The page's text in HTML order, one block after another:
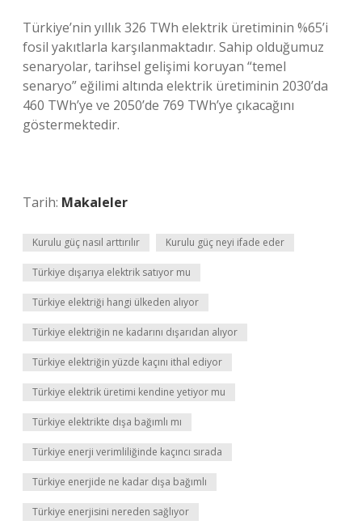
Türkiye’nin yıllık 326 TWh elektrik üretiminin %65’i
fosil yakıtlarla karşılanmaktadır. Sahip olduğumuz
senaryolar, tarihsel gelişimi koruyan “temel
senaryo” eğilimi altında elektrik üretiminin 2030’da
460 TWh’ye ve 2050’de 769 TWh’ye çıkacağını
göstermektedir.
Tarih: Makaleler
Kurulu güç nasıl arttırılır Kurulu güç neyi ifade eder
Türkiye dışarıya elektrik satıyor mu
Türkiye elektriği hangi ülkeden alıyor
Türkiye elektriğin ne kadarını dışarıdan alıyor
Türkiye elektriğin yüzde kaçını ithal ediyor
Türkiye elektrik üretimi kendine yetiyor mu
Türkiye elektrikte dışa bağımlı mı
Türkiye enerji verimliliğinde kaçıncı sırada
Türkiye enerjide ne kadar dışa bağımlı
Türkiye enerjisini nereden sağlıyor